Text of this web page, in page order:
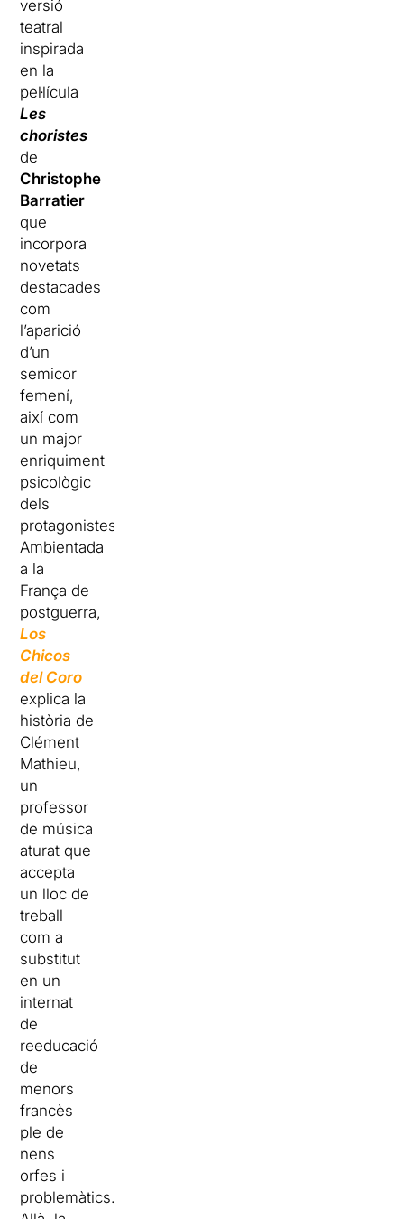
versió
teatral
inspirada
en la
pel·lícula
Les
choristes
de
Christophe
Barratier
que
incorpora
novetats
destacades
com
l’aparició
d’un
semicor
femení,
així com
un major
enriquiment
psicològic
dels
protagonistes.
Ambientada
a la
França de
postguerra,
Los
Chicos
del Coro
explica la
història de
Clément
Mathieu,
un
professor
de música
aturat que
accepta
un lloc de
treball
com a
substitut
en un
internat
de
reeducació
de
menors
francès
ple de
nens
orfes i
problemàtics.